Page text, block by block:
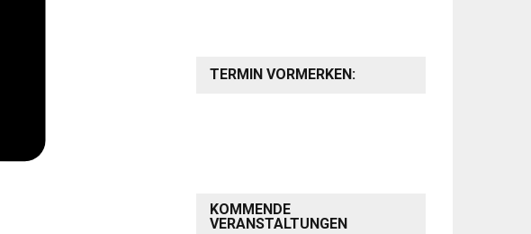
TERMIN VORMERKEN:
KOMMENDE
VERANSTALTUNGEN